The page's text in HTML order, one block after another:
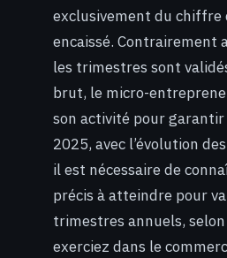
exclusivement du chiffre
encaissé. Contrairement
les trimestres sont
brut, le micro-
son activité pour garantir
2025, avec l’évolution
il est nécessaire de
précis à atteindre pour
trimestres annuels, selon
exerciez dans le